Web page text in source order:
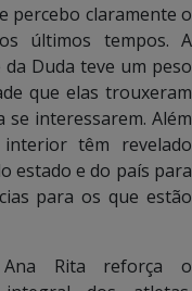
percebo claramente o
últimos tempos. A
Duda teve um peso
que elas trouxeram
interessarem. Além
têm revelado
estado e do país para
para os que estão
Rita reforça o